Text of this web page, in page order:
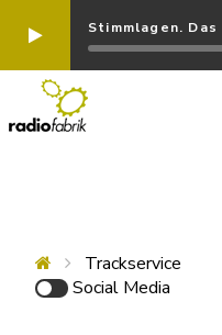
Stimmlagen. Das
Trackservice
Social Media